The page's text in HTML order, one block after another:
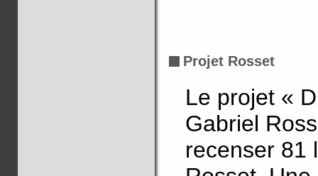
Projet Rosset
Le projet «
Gabriel
recenser 81